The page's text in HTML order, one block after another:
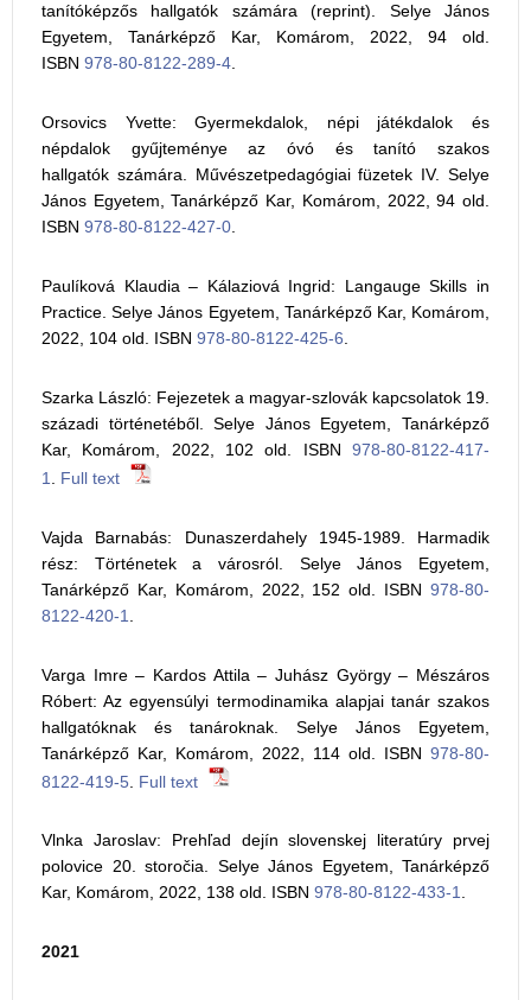
tanítóképzős hallgatók számára (reprint). Selye János
Egyetem, Tanárképző Kar, Komárom, 2022, 94 old.
ISBN 978-80-8122-289-4
Orsovics Yvette: Gyermekdalok, népi játékdalok és
népdalok gyűjteménye az óvó és tanító szakos
hallgatók számára. Művészetpedagógiai füzetek IV. Selye
János Egyetem, Tanárképző Kar, Komárom, 2022, 94 old.
ISBN 978-80-8122-427-0
Paulíková Klaudia – Kálaziová Ingrid: Langauge Skills in
Practice. Selye János Egyetem, Tanárképző Kar, Komárom,
2022, 104 old. ISBN 978-80-8122-425-6
Szarka László: Fejezetek a magyar-szlovák kapcsolatok 19.
századi történetéből. Selye János Egyetem, Tanárképző
Kar, Komárom, 2022, 102 old. ISBN 978-80-8122-417-
1
Full text
Vajda Barnabás: Dunaszerdahely 1945-1989. Harmadik
rész: Történetek a városról. Selye János Egyetem,
Tanárképző Kar, Komárom, 2022, 152 old. ISBN 978-80-
8122-420-1
Varga Imre – Kardos Attila – Juhász György – Mészáros
Róbert: Az egyensúlyi termodinamika alapjai tanár szakos
hallgatóknak és tanároknak. Selye János Egyetem,
Tanárképző Kar, Komárom, 2022, 114 old. ISBN 978-80-
8122-419-5
Full text
Vlnka Jaroslav: Prehľad dejín slovenskej literatúry prvej
polovice 20. storočia. Selye János Egyetem, Tanárképző
Kar, Komárom, 2022, 138 old. ISBN 978-80-8122-433-1.
2021